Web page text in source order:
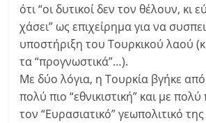
ότι “οι δυτικοί δεν τον θέλουν, κι
χάσει” ως επιχείρημα για να
υποστήριξη του Τουρκικού λαού
τα “προγνωστικά”…).
Με δύο λόγια, η Τουρκία βγήκε από
πολύ πιο “εθνικιστική” και με
τον “Ευρασιατικό” γεωπολιτικό της